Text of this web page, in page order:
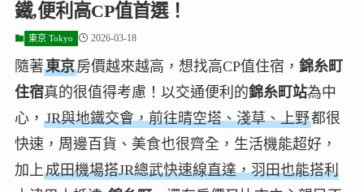
鐵,便利高CP值首選！
東京 Tokyo 2026-03-18
隨著東京房價越來越高，想找高CP值住宿， 錦糸町
住宿真的很值得考慮！以交通便利的錦糸町站為中
心， JR與地鐵交會，前往晴空塔、淺草、上野都很
快速，周邊百貨、美食也很齊全，生活機能超好，
加上成田機場搭JR總武快速線直達，羽田也能搭利